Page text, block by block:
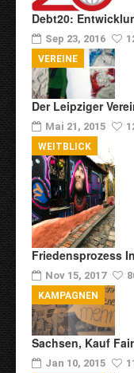
Debt20:
Sep 23, 2016
Der Leipziger
Mai 21, 2015
VEREINE
Friedensprozess
Nov 15, 2017
WEITBLICK
Sachsen, Kauf
Jan 10, 2015
KAMPAGNEN